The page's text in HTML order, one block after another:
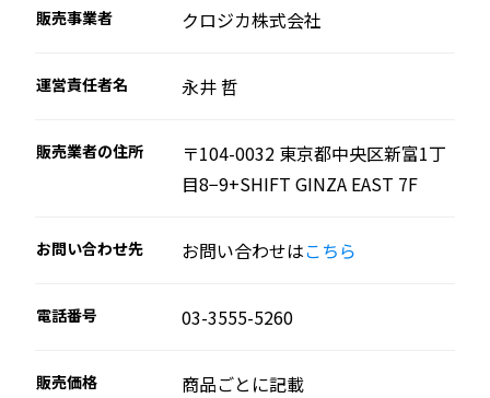
販売事業者 クロジカ株式会社
運営責任者名 永井 哲
販売業者の住所
〒104-0032 東京都中央区新富1丁
目8−9+SHIFT GINZA EAST 7F
お問い合わせ先 お問い合わせはこちら
電話番号 03-3555-5260
販売価格 商品ごとに記載